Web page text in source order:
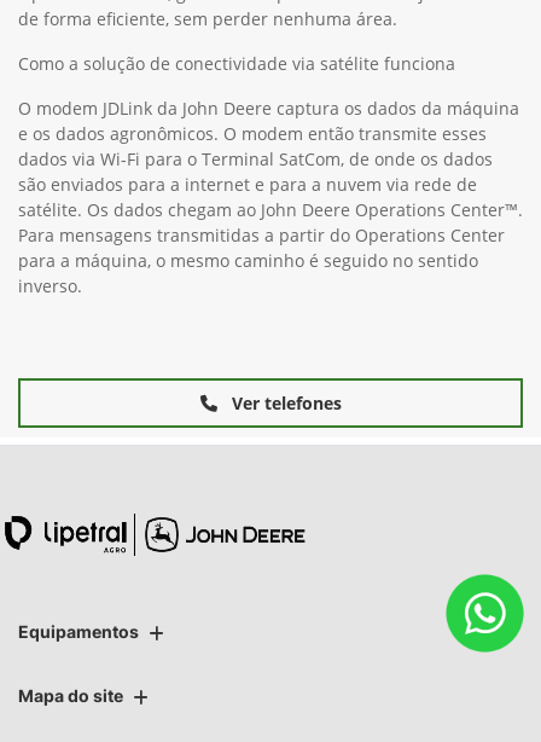
de forma eficiente, sem perder nenhuma área.
Como a solução de conectividade via satélite funciona
O modem JDLink da John Deere captura os dados da máquina
e os dados agronômicos. O modem então transmite esses
dados via Wi-Fi para o Terminal SatCom, de onde os dados
são enviados para a internet e para a nuvem via rede de
satélite. Os dados chegam ao John Deere Operations Center™.
Para mensagens transmitidas a partir do Operations Center
para a máquina, o mesmo caminho é seguido no sentido
inverso.
Ver telefones
Equipamentos
Mapa do site